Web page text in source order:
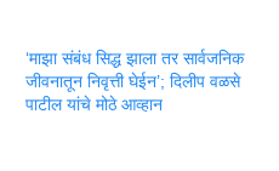
‘माझा संबंध सिद्ध झाला तर सार्वजनिक
जीवनातून निवृत्ती घेईन’; दिलीप वळसे
पाटील यांचे मोठे आव्हान